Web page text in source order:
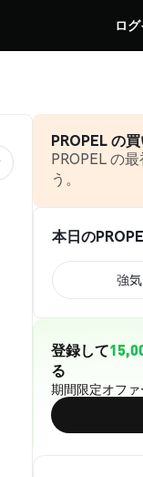
ロ
PROPEL の
PROPEL の
う。
本日の
強気
登録して
る
期間限定オファ